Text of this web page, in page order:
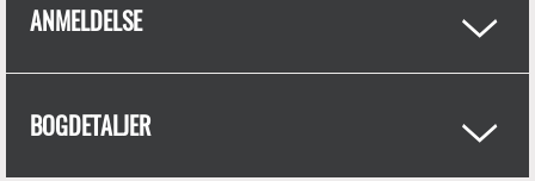
ANMELDELSE
BOGDETALJER